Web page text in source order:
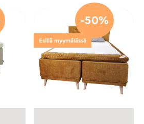
-50%
Esillä myymälässä